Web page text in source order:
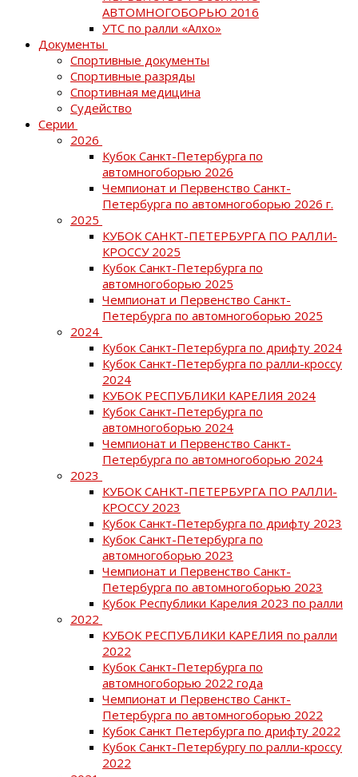
АВТОМНОГОБОРЬЮ 2016
УТС по ралли «Алхо»
Документы
Спортивные документы
Спортивные разряды
Спортивная медицина
Судейство
Серии
2026
Кубок Санкт-Петербурга по
автомногоборью 2026
Чемпионат и Первенство Санкт-
Петербурга по автомногоборью 2026 г.
2025
КУБОК САНКТ-ПЕТЕРБУРГА ПО РАЛЛИ-
КРОССУ 2025
Кубок Санкт-Петербурга по
автомногоборью 2025
Чемпионат и Первенство Санкт-
Петербурга по автомногоборью 2025
2024
Кубок Санкт-Петербурга по дрифту 2024
Кубок Санкт-Петербурга по ралли-кроссу
2024
КУБОК РЕСПУБЛИКИ КАРЕЛИЯ 2024
Кубок Санкт-Петербурга по
автомногоборью 2024
Чемпионат и Первенство Санкт-
Петербурга по автомногоборью 2024
2023
КУБОК САНКТ-ПЕТЕРБУРГА ПО РАЛЛИ-
КРОССУ 2023
Кубок Санкт-Петербурга по дрифту 2023
Кубок Санкт-Петербурга по
автомногоборью 2023
Чемпионат и Первенство Санкт-
Петербурга по автомногоборью 2023
Кубок Республики Карелия 2023 по ралли
2022
КУБОК РЕСПУБЛИКИ КАРЕЛИЯ по ралли
2022
Кубок Санкт-Петербурга по
автомногоборью 2022 года
Чемпионат и Первенство Санкт-
Петербурга по автомногоборью 2022
Кубок Санкт Петербурга по дрифту 2022
Кубок Санкт-Петербургу по ралли-кроссу
2022